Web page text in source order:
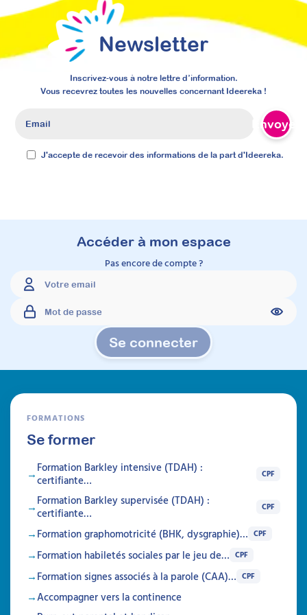
gérer ses émotions
Accompagnez les personnes autistes dans la
compréhension de leurs émotions grâce à
notre "Carnet de l'intéroception". Cet outil
l'identification de leurs ressentis physiques,
facilitant ainsi la reconnaissance et la gestion
de leurs états émotionnels. Un support
précieux à télécharger sans attendre !
Évènements
Newsletter
Inscrivez-vous à notre lettre d’information.
Vous recevrez toutes les nouvelles concernant Ideereka !
Envoyer
J'accepte de recevoir des informations de la part d'Ideereka.
Accéder à mon espace
Pas encore de compte ?
Se connecter
FORMATIONS
Se former
Formation Barkley intensive (TDAH) :
certifiante…
CPF
Formation Barkley supervisée (TDAH) :
certifiante…
CPF
Formation graphomotricité (BHK, dysgraphie)… CPF
Formation habiletés sociales par le jeu de… CPF
Formation signes associés à la parole (CAA)… CPF
Accompagner vers la continence